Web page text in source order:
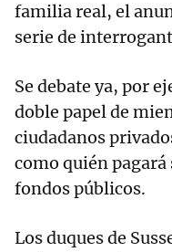
familia real, el
serie de
Se debate ya, por
doble papel de
ciudadanos
como quién
fondos públicos.
Los duques de